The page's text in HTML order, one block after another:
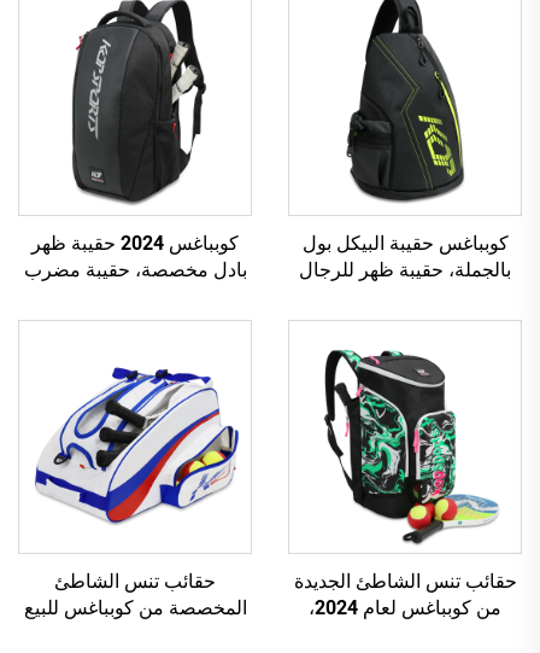
كوبباغس حقيبة البيكل بول
بالجملة، حقيبة ظهر للرجال
ظهر تنس، مضرب بيكل بول
قابل للعكس
كوبباغس 2024 حقيبة ظهر
بادل مخصصة، حقيبة مضرب
حقائب تنس الشاطئ الجديدة
من كوبباغس لعام 2024،
حقائب تنس الشاطئ
المخصصة من كوبباغس للبيع